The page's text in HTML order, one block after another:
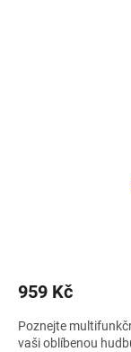
959 Kč
Poznejte
vaši oblíbenou